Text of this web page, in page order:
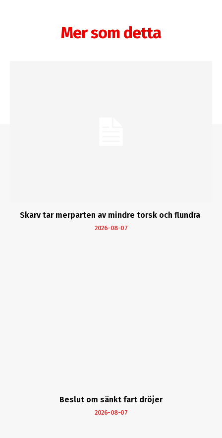
Mer som detta
Skarv tar merparten av mindre torsk och flundra
2026-08-07
Beslut om sänkt fart dröjer
2026-08-07